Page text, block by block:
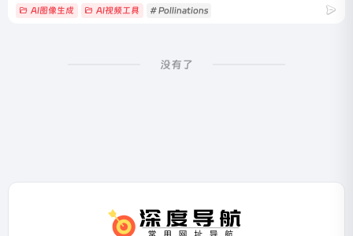
AI图像生成 AI视频工具 # Pollinations
没有了